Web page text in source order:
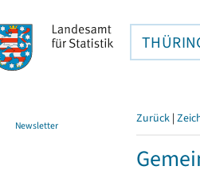
Newsletter Zurück |